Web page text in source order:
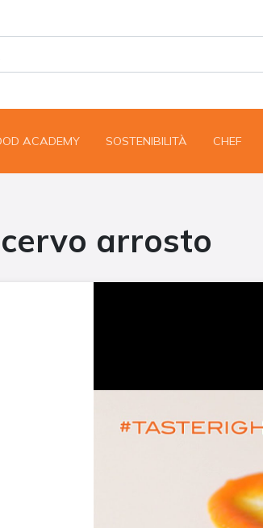
ACADEMY SOSTENIBILITÀ CHEF
arrosto